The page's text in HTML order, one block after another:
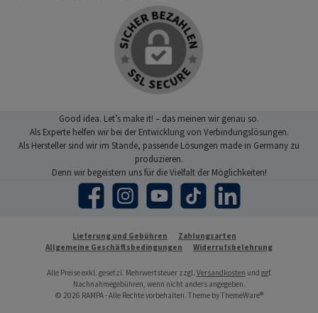
Good idea. Let’s make it! – das meinen wir genau so.
Als Experte helfen wir bei der Entwicklung von Verbindungslösungen.
Als Hersteller sind wir im Stande, passende Lösungen made in Germany zu
produzieren.
Denn wir begeistern uns für die Vielfalt der Möglichkeiten!
Facebook Instagram YouTube TikTok LinkedIn
Lieferung und Gebühren
Zahlungsarten
Allgemeine Geschäftsbedingungen
Widerrufsbelehrung
Alle Preise exkl. gesetzl. Mehrwertsteuer zzgl. Versandkosten und ggf.
Nachnahmegebühren, wenn nicht anders angegeben.
© 2026 RAMPA - Alle Rechte vorbehalten. Theme byThemeWare®